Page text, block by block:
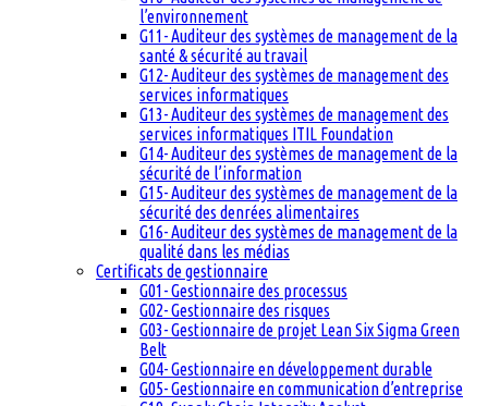
l’environnement
G11- Auditeur des systèmes de management de la
santé & sécurité au travail
G12- Auditeur des systèmes de management des
services informatiques
G13- Auditeur des systèmes de management des
services informatiques ITIL Foundation
G14- Auditeur des systèmes de management de la
sécurité de l’information
G15- Auditeur des systèmes de management de la
sécurité des denrées alimentaires
G16- Auditeur des systèmes de management de la
qualité dans les médias
Certificats de gestionnaire
G01- Gestionnaire des processus
G02- Gestionnaire des risques
G03- Gestionnaire de projet Lean Six Sigma Green
Belt
G04- Gestionnaire en développement durable
G05- Gestionnaire en communication d’entreprise